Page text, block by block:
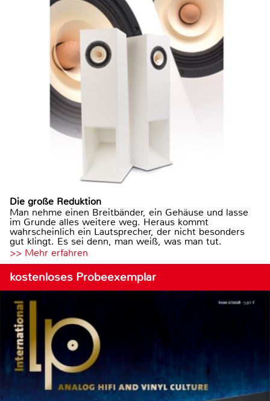
Die große Reduktion
Man nehme einen Breitbänder, ein Gehäuse und lasse
im Grunde alles weitere weg. Heraus kommt
wahrscheinlich ein Lautsprecher, der nicht besonders
gut klingt. Es sei denn, man weiß, was man tut.
>> Mehr erfahren
kostenloses Probeexemplar